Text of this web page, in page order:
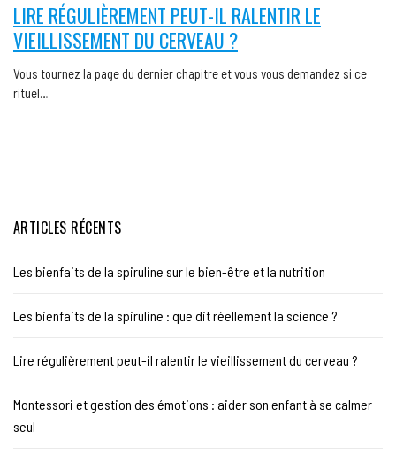
LIRE RÉGULIÈREMENT PEUT-IL RALENTIR LE
VIEILLISSEMENT DU CERVEAU ?
Vous tournez la page du dernier chapitre et vous vous demandez si ce
rituel…
ARTICLES RÉCENTS
Les bienfaits de la spiruline sur le bien-être et la nutrition
Les bienfaits de la spiruline : que dit réellement la science ?
Lire régulièrement peut-il ralentir le vieillissement du cerveau ?
Montessori et gestion des émotions : aider son enfant à se calmer
seul